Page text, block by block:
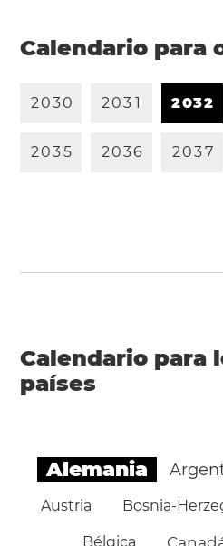
Calendario para
2030 203 1 2032
2035 2036 2037
Calendario para
países
Alemania
Austria Bosnia-
Bélgica